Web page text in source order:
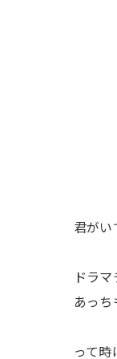
君が
ドラ
あっ
って